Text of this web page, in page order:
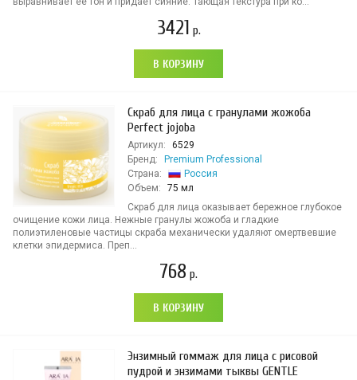
3421 р.
В КОРЗИНУ
Скраб для лица с гранулами жожоба
Perfect jojoba
Артикул:
6529
Бренд:
Premium Professional
Страна:
Россия
Объем:
75 мл
Скраб для лица оказывает бережное глубокое
очищение кожи лица. Нежные гранулы жожоба и гладкие
полиэтиленовые частицы скраба механически удаляют омертвевшие
клетки эпидермиса. Преп...
768 р.
В КОРЗИНУ
Энзимный гоммаж для лица с рисовой
пудрой и энзимами тыквы GENTLE